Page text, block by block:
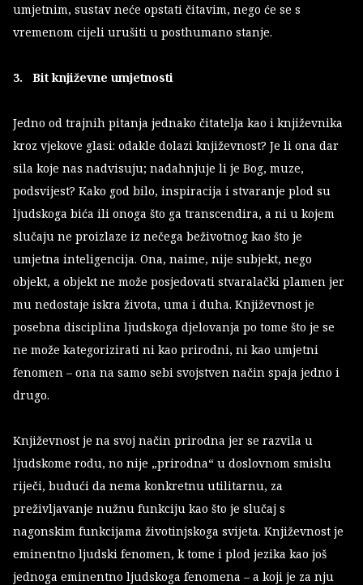
umjetnim, sustav neće opstati čitavim, nego će se s
vremenom cijeli urušiti u posthumano stanje.
3. Bit književne umjetnosti
Jedno od trajnih pitanja jednako čitatelja kao i književnika
kroz vjekove glasi: odakle dolazi književnost? Je li ona dar
sila koje nas nadvisuju; nadahnjuje li je Bog, muze,
podsvijest? Kako god bilo, inspiracija i stvaranje plod su
ljudskoga bića ili onoga što ga transcendira, a ni u kojem
slučaju ne proizlaze iz nečega beživotnog kao što je
umjetna inteligencija. Ona, naime, nije subjekt, nego
objekt, a objekt ne može posjedovati stvaralački plamen jer
mu nedostaje iskra života, uma i duha. Književnost je
posebna disciplina ljudskoga djelovanja po tome što je se
ne može kategorizirati ni kao prirodni, ni kao umjetni
fenomen – ona na samo sebi svojstven način spaja jedno i
drugo.
Književnost je na svoj način prirodna jer se razvila u
ljudskome rodu, no nije „prirodna“ u doslovnom smislu
riječi, budući da nema konkretnu utilitarnu, za
preživljavanje nužnu funkciju kao što je slučaj s
nagonskim funkcijama životinjskoga svijeta. Književnost je
eminentno ljudski fenomen, k tome i plod jezika kao još
jednoga eminentno ljudskoga fenomena – a koji je za nju